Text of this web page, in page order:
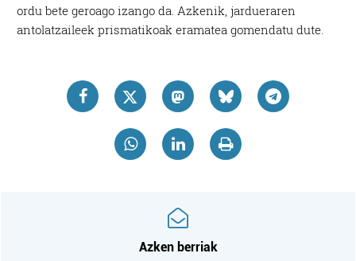
ordu bete geroago izango da. Azkenik, jardueraren
antolatzaileek prismatikoak eramatea gomendatu dute.
Azken berriak